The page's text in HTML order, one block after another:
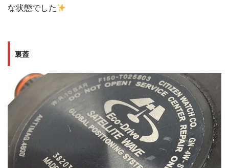
な状態でした
裏蓋